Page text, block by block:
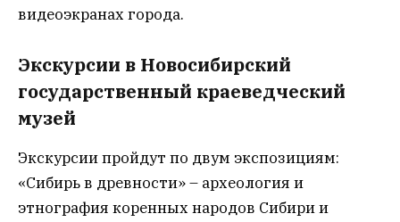
видеоэкранах города.
Экскурсии в Новосибирский
государственный краеведческий
музей
Экскурсии пройдут по двум экспозициям:
«Сибирь в древности» – археология и
этнография коренных народов Сибири и